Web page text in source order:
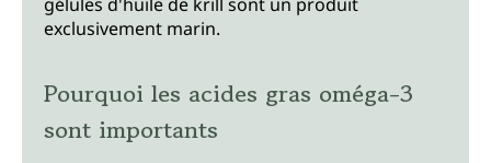
exclusivement marin.
Pourquoi les acides gras oméga-3
sont importants